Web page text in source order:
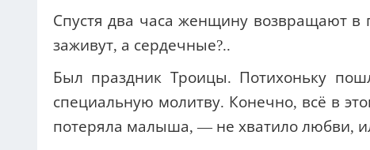
Спустя два часа женщину возвращают
заживут, а сердечные?..
Был праздник Троицы. Потихоньку
специальную молитву. Конечно, всё в
потеряла малыша, — не хватило любви,